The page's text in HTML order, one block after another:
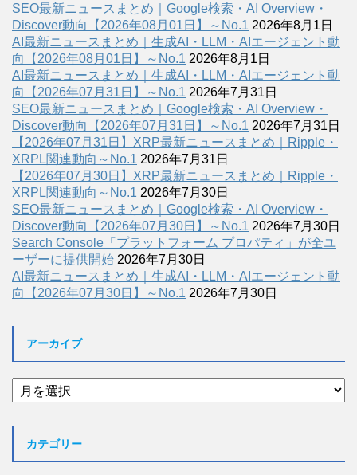
SEO最新ニュースまとめ｜Google検索・AI Overview・
Discover動向【2026年08月01日】～No.1 2026年8月1日
AI最新ニュースまとめ｜生成AI・LLM・AIエージェント動
向【2026年08月01日】～No.1 2026年8月1日
AI最新ニュースまとめ｜生成AI・LLM・AIエージェント動
向【2026年07月31日】～No.1 2026年7月31日
SEO最新ニュースまとめ｜Google検索・AI Overview・
Discover動向【2026年07月31日】～No.1 2026年7月31日
【2026年07月31日】XRP最新ニュースまとめ｜Ripple・
XRPL関連動向～No.1 2026年7月31日
【2026年07月30日】XRP最新ニュースまとめ｜Ripple・
XRPL関連動向～No.1 2026年7月30日
SEO最新ニュースまとめ｜Google検索・AI Overview・
Discover動向【2026年07月30日】～No.1 2026年7月30日
Search Console「プラットフォーム プロパティ」が全ユ
ーザーに提供開始 2026年7月30日
AI最新ニュースまとめ｜生成AI・LLM・AIエージェント動
向【2026年07月30日】～No.1 2026年7月30日
アーカイブ
ア
ー
カテゴリー